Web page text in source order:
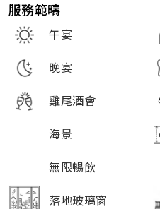
服務範疇
午宴
晚宴
雞尾酒會
海景
無限暢飲
落地玻璃窗